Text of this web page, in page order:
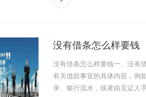
没有借条怎么样要钱
没有借条怎么样要钱一、没有
有关借款事宜的具体内容，例
录、银行流水，或者由见证人手